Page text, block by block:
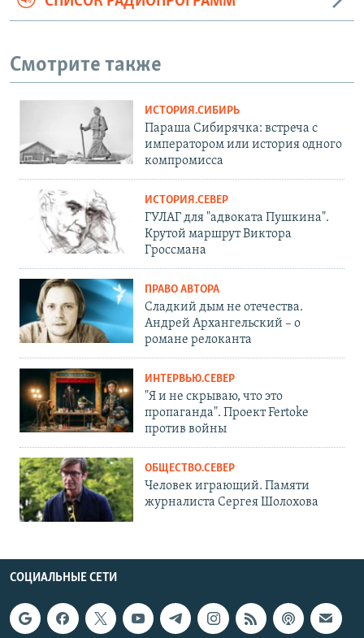
Смотрите также
ИСТОРИЯ.СИБИРЬ
Параша Сибирячка: встреча с
императором или история одного
компромисса
ИСТОРИЯ.СЕВЕР
ГУЛАГ для "адвоката Пушкина".
Крутой маршрут Виктора
Гроссмана
ПРАВО АВТОРА
Сладкий дым не отечества.
Андрей Архангельский – о
романе релоканта
ИНТЕРВЬЮ.СЕВЕР
"Я и не скрываю, что это
пропаганда". Проект Fertoke
против войны
ОБЩЕСТВО.СЕВЕР
Человек играющий. Памяти
журналиста Сергея Шолохова
СОЦИАЛЬНЫЕ СЕТИ